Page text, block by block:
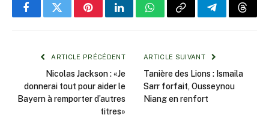
FacebookTwitterPinterestLinkedInWhatsApp
Copy
Telegram
ARTICLE PRÉCÉDENT
Nicolas Jackson : «Je
donnerai tout pour aider le
Bayern à remporter d’autres
titres»
ARTICLE SUIVANT
Tanière des Lions : Ismaila
Sarr forfait, Ousseynou
Niang en renfort